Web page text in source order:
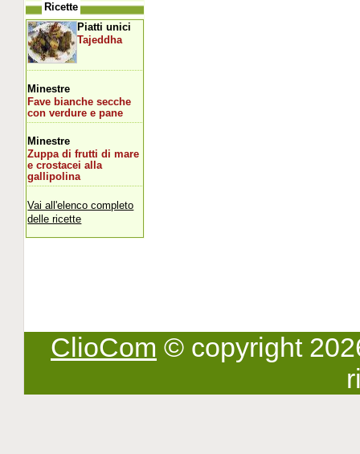
Ricette
Piatti unici
Tajeddha
Minestre
Fave bianche secche
con verdure e pane
Minestre
Zuppa di frutti di mare
e crostacei alla
gallipolina
Vai all'elenco completo
delle ricette
ClioCom © copyright